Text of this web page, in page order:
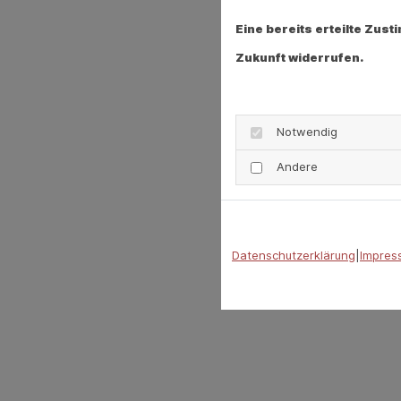
Eine bereits erteilte
Zukunft widerrufen.
Notwendig
Andere
Datenschutzerklärung